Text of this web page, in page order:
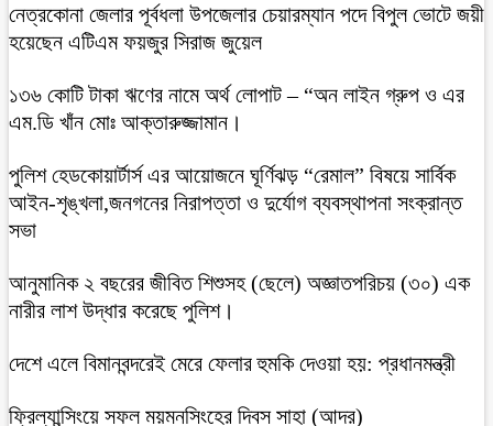
নেত্রকোনা জেলার পূর্বধলা উপজেলার চেয়ারম্যান পদে বিপুল ভোটে জয়ী
হয়েছেন এটিএম ফয়জুর সিরাজ জুয়েল
১৩৬ কোটি টাকা ঋণের নামে অর্থ লোপাট – “অন লাইন গ্রুপ ও এর
এম.ডি খাঁন মোঃ আক্তারুজ্জামান।
পুলিশ হেডকোয়ার্টার্স এর আয়োজনে ঘূর্ণিঝড় “রেমাল” বিষয়ে সার্বিক
আইন-শৃঙ্খলা,জনগনের নিরাপত্তা ও দুর্যোগ ব্যবস্থাপনা সংক্রান্ত
সভা
আনুমানিক ২ বছরের জীবিত শিশুসহ (ছেলে) অজ্ঞাতপরিচয় (৩০) এক
নারীর লাশ উদ্ধার করেছে পুলিশ।
দেশে এলে বিমানবন্দরেই মেরে ফেলার হুমকি দেওয়া হয়: প্রধানমন্ত্রী
ফ্রিল্যান্সিংয়ে সফল ময়মনসিংহের দিবস সাহা (আদর)